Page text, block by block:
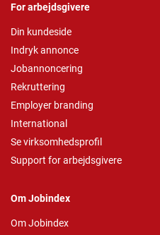
For arbejdsgivere
Din kundeside
Indryk annonce
Jobannoncering
Rekruttering
Employer branding
International
Se virksomhedsprofil
Support for arbejdsgivere
Om Jobindex
Om Jobindex